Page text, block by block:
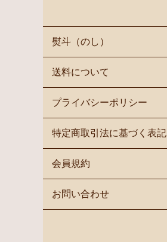
熨斗（のし）
送料について
プライバシーポリシー
特定商取引法に基づく表記
会員規約
お問い合わせ